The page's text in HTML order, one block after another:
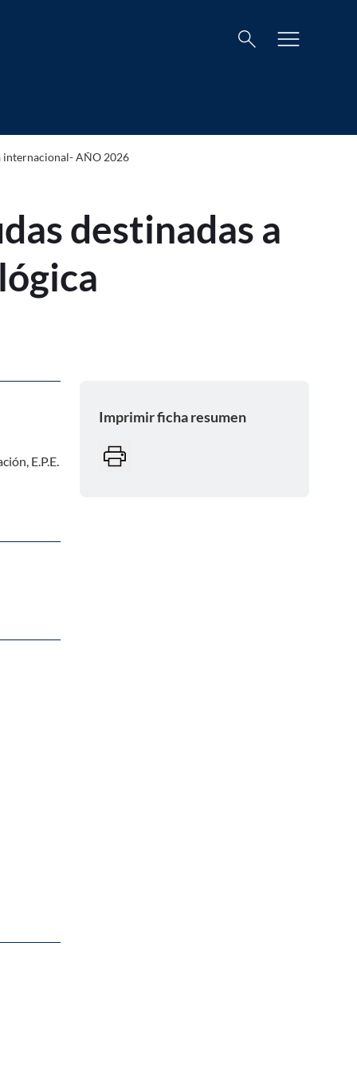
destinadas a Proyectos de
Buscar
search menu
internacional- AÑO 2026
destinadas a
E.P.E.
Imprimir ficha resumen